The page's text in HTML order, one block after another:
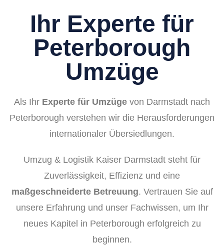
Ihr Experte für
Peterborough
Umzüge
Als Ihr Experte für Umzüge von Darmstadt nach
Peterborough verstehen wir die Herausforderungen
internationaler Übersiedlungen.
Umzug & Logistik Kaiser Darmstadt steht für
Zuverlässigkeit, Effizienz und eine
maßgeschneiderte Betreuung. Vertrauen Sie auf
unsere Erfahrung und unser Fachwissen, um Ihr
neues Kapitel in Peterborough erfolgreich zu
beginnen.